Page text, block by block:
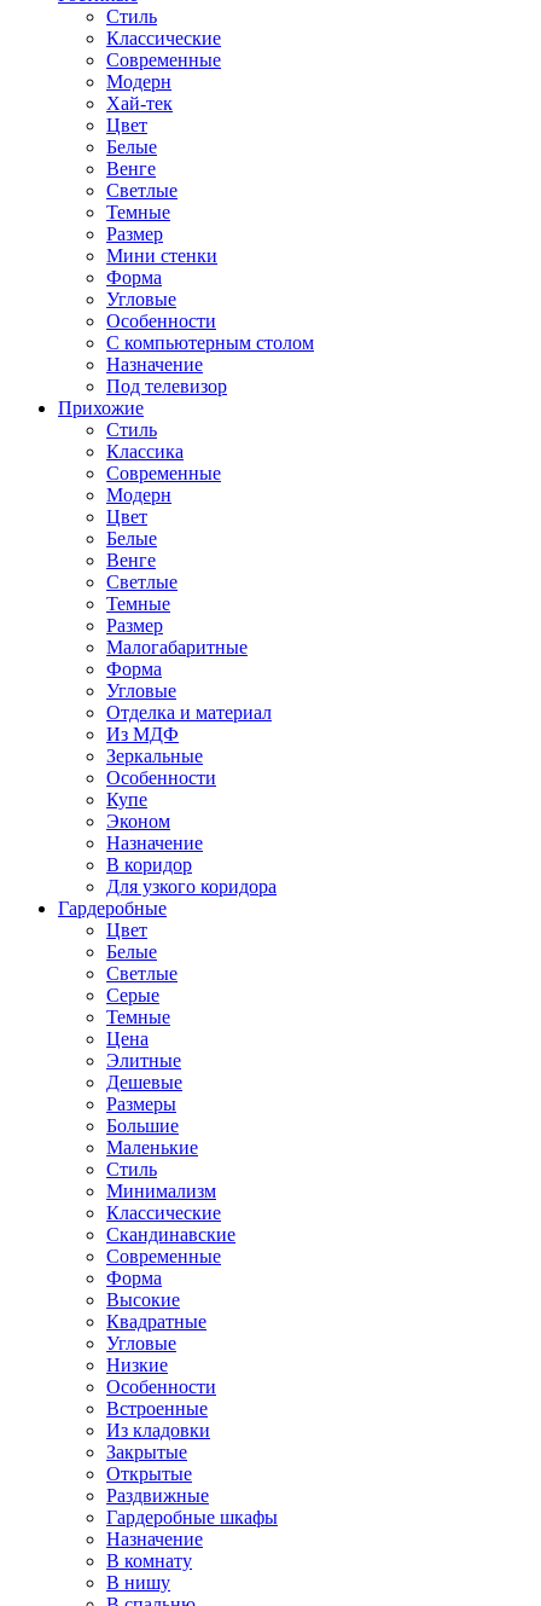
Стиль
Классические
Современные
Модерн
Хай-тек
Цвет
Белые
Венге
Светлые
Темные
Размер
Мини стенки
Форма
Угловые
Особенности
С компьютерным столом
Назначение
Под телевизор
Прихожие
Стиль
Классика
Современные
Модерн
Цвет
Белые
Венге
Светлые
Темные
Размер
Малогабаритные
Форма
Угловые
Отделка и материал
Из МДФ
Зеркальные
Особенности
Купе
Эконом
Назначение
В коридор
Для узкого коридора
Гардеробные
Цвет
Белые
Светлые
Серые
Темные
Цена
Элитные
Дешевые
Размеры
Большие
Маленькие
Стиль
Минимализм
Классические
Скандинавские
Современные
Форма
Высокие
Квадратные
Угловые
Низкие
Особенности
Встроенные
Из кладовки
Закрытые
Открытые
Раздвижные
Гардеробные шкафы
Назначение
В комнату
В нишу